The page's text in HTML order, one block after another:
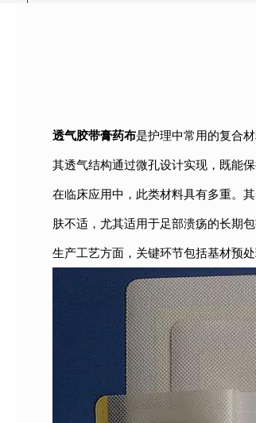
透气胶带膏药布是护理中常用的复合
其透气结构通过微孔设计实现，既能
在临床应用中，此类材料具有多重。
肤不适，尤其适用于足部溃疡的长期
生产工艺方面，关键环节包括基材预